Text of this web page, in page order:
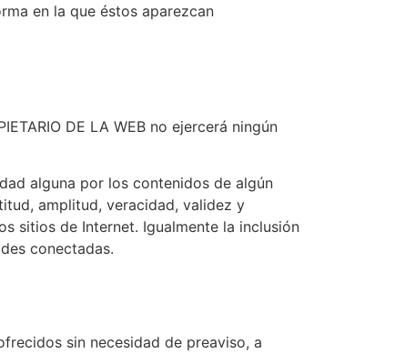
en la que éstos aparezcan
DE LA WEB no ejercerá ningún
alguna por los contenidos de algún
amplitud, veracidad, validez y
sitios de Internet. Igualmente la inclusión
conectadas.
sin necesidad de preaviso, a